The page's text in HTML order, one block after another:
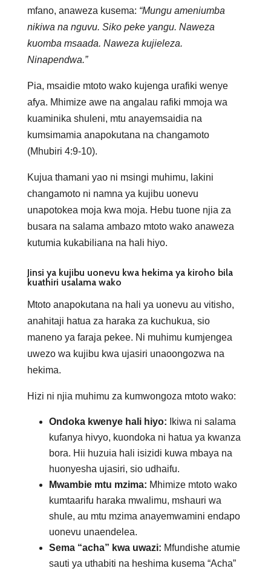
mfano, anaweza kusema: “Mungu ameniumba
nikiwa na nguvu. Siko peke yangu. Naweza
kuomba msaada. Naweza kujieleza.
Ninapendwa.”
Pia, msaidie mtoto wako kujenga urafiki wenye
afya. Mhimize awe na angalau rafiki mmoja wa
kuaminika shuleni, mtu anayemsaidia na
kumsimamia anapokutana na changamoto
(Mhubiri 4:9-10).
Kujua thamani yao ni msingi muhimu, lakini
changamoto ni namna ya kujibu uonevu
unapotokea moja kwa moja. Hebu tuone njia za
busara na salama ambazo mtoto wako anaweza
kutumia kukabiliana na hali hiyo.
Jinsi ya kujibu uonevu kwa hekima ya kiroho bila
kuathiri usalama wako
Mtoto anapokutana na hali ya uonevu au vitisho,
anahitaji hatua za haraka za kuchukua, sio
maneno ya faraja pekee. Ni muhimu kumjengea
uwezo wa kujibu kwa ujasiri unaoongozwa na
hekima.
Hizi ni njia muhimu za kumwongoza mtoto wako:
Ondoka kwenye hali hiyo: Ikiwa ni salama
kufanya hivyo, kuondoka ni hatua ya kwanza
bora. Hii huzuia hali isizidi kuwa mbaya na
huonyesha ujasiri, sio udhaifu.
Mwambie mtu mzima: Mhimize mtoto wako
kumtaarifu haraka mwalimu, mshauri wa
shule, au mtu mzima anayemwamini endapo
uonevu unaendelea.
Sema “acha” kwa uwazi: Mfundishe atumie
sauti ya uthabiti na heshima kusema “Acha”